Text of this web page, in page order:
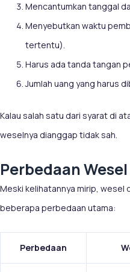
Mencantumkan tanggal
Menyebutkan waktu
tertentu).
Harus ada tanda tangan
Jumlah uang yang harus
Kalau salah satu dari syarat di
weselnya dianggap tidak sah.
Perbedaan
Meski kelihatannya mirip, wesel
beberapa perbedaan utama:
Perbedaan